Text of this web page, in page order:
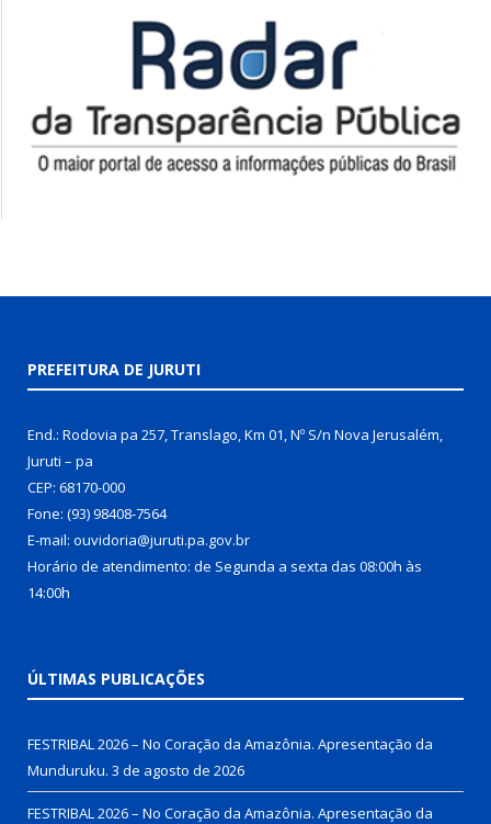
PREFEITURA DE JURUTI
End.: Rodovia pa 257, Translago, Km 01, Nº S/n Nova Jerusalém,
Juruti – pa
CEP: 68170-000
Fone: (93) 98408-7564
E-mail: ouvidoria@juruti.pa.gov.br
Horário de atendimento: de Segunda a sexta das 08:00h às
14:00h
ÚLTIMAS PUBLICAÇÕES
FESTRIBAL 2026 – No Coração da Amazônia. Apresentação da
Munduruku. 3 de agosto de 2026
FESTRIBAL 2026 – No Coração da Amazônia. Apresentação da